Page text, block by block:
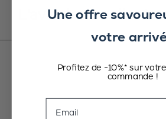
L'avis de nos clients
Une offre
votre
Profitez de -10%* sur
commande !